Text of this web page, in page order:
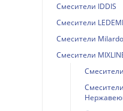
Смесители IDDIS
Смесители
Смесители Milardo
Смесители